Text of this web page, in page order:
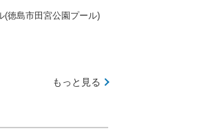
(徳島市田宮公園プール)
もっと見る